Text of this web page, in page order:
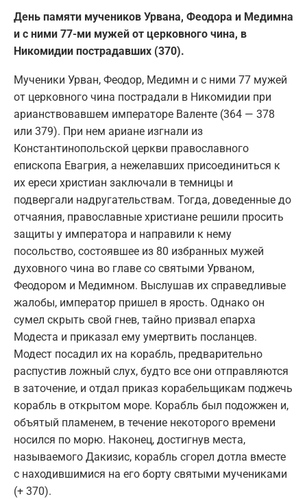
День памяти мучеников Урвана, Феодора и Медимна
и с ними 77-ми мужей от церковного чина, в
Никомидии пострадавших (370).
Мученики Урван, Феодор, Медимн и с ними 77 мужей
от церковного чина пострадали в Никомидии при
арианствовавшем императоре Валенте (364 — 378
или 379). При нем ариане изгнали из
Константинопольской церкви православного
епископа Евагрия, а нежелавших присоединиться к
их ереси христиан заключали в темницы и
подвергали надругательствам. Тогда, доведенные до
отчаяния, православные христиане решили просить
защиты у императора и направили к нему
посольство, состоявшее из 80 избранных мужей
духовного чина во главе со святыми Урваном,
Феодором и Медимном. Выслушав их справедливые
жалобы, император пришел в ярость. Однако он
сумел скрыть свой гнев, тайно призвал епарха
Модеста и приказал ему умертвить посланцев.
Модест посадил их на корабль, предварительно
распустив ложный слух, будто все они отправляются
в заточение, и отдал приказ корабельщикам поджечь
корабль в открытом море. Корабль был подожжен и,
объятый пламенем, в течение некоторого времени
носился по морю. Наконец, достигнув места,
называемого Дакизис, корабль сгорел дотла вместе
с находившимися на его борту святыми мучениками
(+ 370).